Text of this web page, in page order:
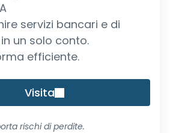
servizi bancari e di
un solo conto.
efficiente.
Visita
rischi di perdite.